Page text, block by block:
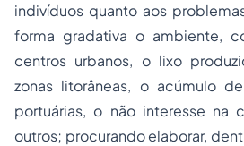
indivíduos quanto aos
forma gradativa o ambiente,
centros urbanos, o lixo
zonas litorâneas, o acúmulo
portuárias, o não interesse na
outros; procurando elaborar,